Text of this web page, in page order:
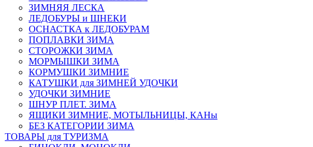
ЗИМНЯЯ ЛЕСКА
ЛЕДОБУРЫ и ШНЕКИ
ОСНАСТКА к ЛЕДОБУРАМ
ПОПЛАВКИ ЗИМА
СТОРОЖКИ ЗИМА
МОРМЫШКИ ЗИМА
КОРМУШКИ ЗИМНИЕ
КАТУШКИ для ЗИМНЕЙ УДОЧКИ
УДОЧКИ ЗИМНИЕ
ШНУР ПЛЕТ. ЗИМА
ЯЩИКИ ЗИМНИЕ, МОТЫЛЬНИЦЫ, КАНы
БЕЗ КАТЕГОРИИ ЗИМА
ТОВАРЫ для ТУРИЗМА